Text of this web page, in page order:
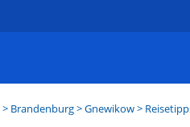
> Brandenburg>Gnewikow>